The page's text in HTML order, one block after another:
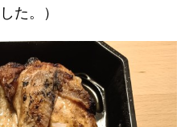
た。）